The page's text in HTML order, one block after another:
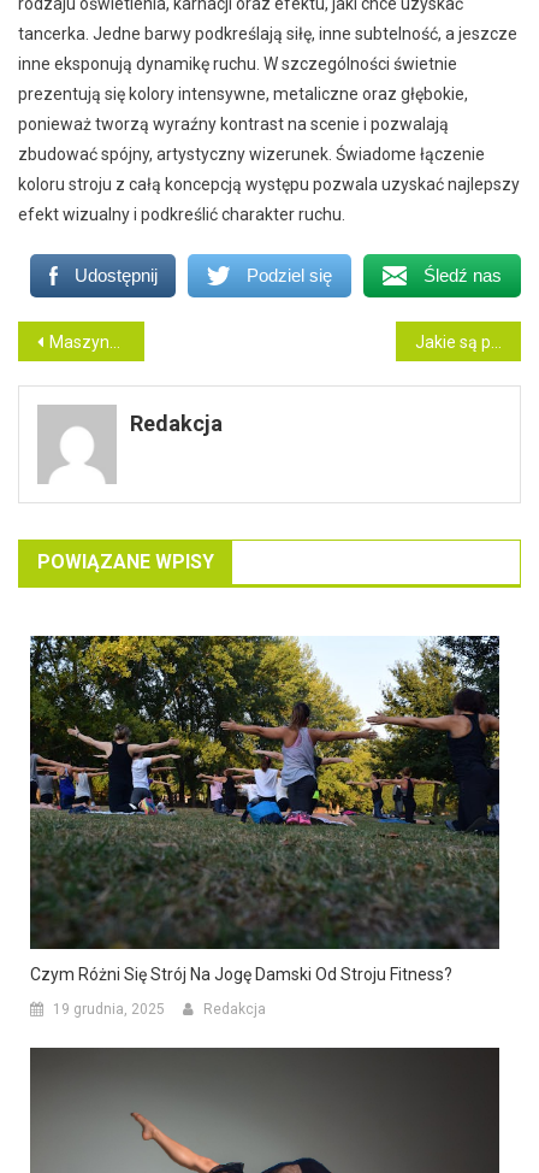
tancerka. Jedne barwy podkreślają siłę, inne subtelność, a jeszcze
inne eksponują dynamikę ruchu. W szczególności świetnie
prezentują się kolory intensywne, metaliczne oraz głębokie,
ponieważ tworzą wyraźny kontrast na scenie i pozwalają
zbudować spójny, artystyczny wizerunek. Świadome łączenie
koloru stroju z całą koncepcją występu pozwala uzyskać najlepszy
efekt wizualny i podkreślić charakter ruchu.
Udostępnij Podziel się Śledź nas
Nawigacja
wpisu
Maszyna do bitej śmietany i frezer do lodów naturalnych – podstawa nowoczesnej lodziarni
Redakcja
POWIĄZANE WPISY
Czym Różni Się Strój Na Jogę Damski Od Stroju Fitness?
19 grudnia, 2025 Redakcja